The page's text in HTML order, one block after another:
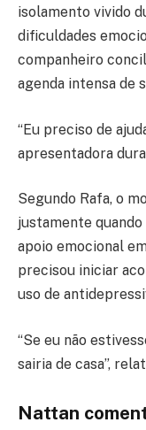
isolamento vivido
dificuldades
companheiro
agenda intensa de
“Eu preciso de
apresentadora
Segundo Rafa, o
justamente
apoio emocional
precisou iniciar
uso de
“Se eu não
sairia de casa”,
Nattan